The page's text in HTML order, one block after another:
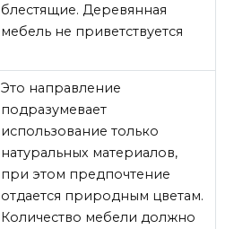
блестящие. Деревянная
мебель не приветствуется
Это направление
подразумевает
использование только
натуральных материалов,
при этом предпочтение
отдается природным цветам.
Количество мебели должно